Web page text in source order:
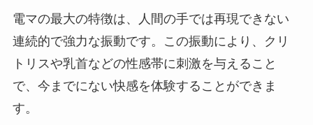
電マの最大の特徴は、人間の手では再現できない
連続的で強力な振動です。この振動により、クリ
トリスや乳首などの性感帯に刺激を与えること
で、今までにない快感を体験することができま
す。